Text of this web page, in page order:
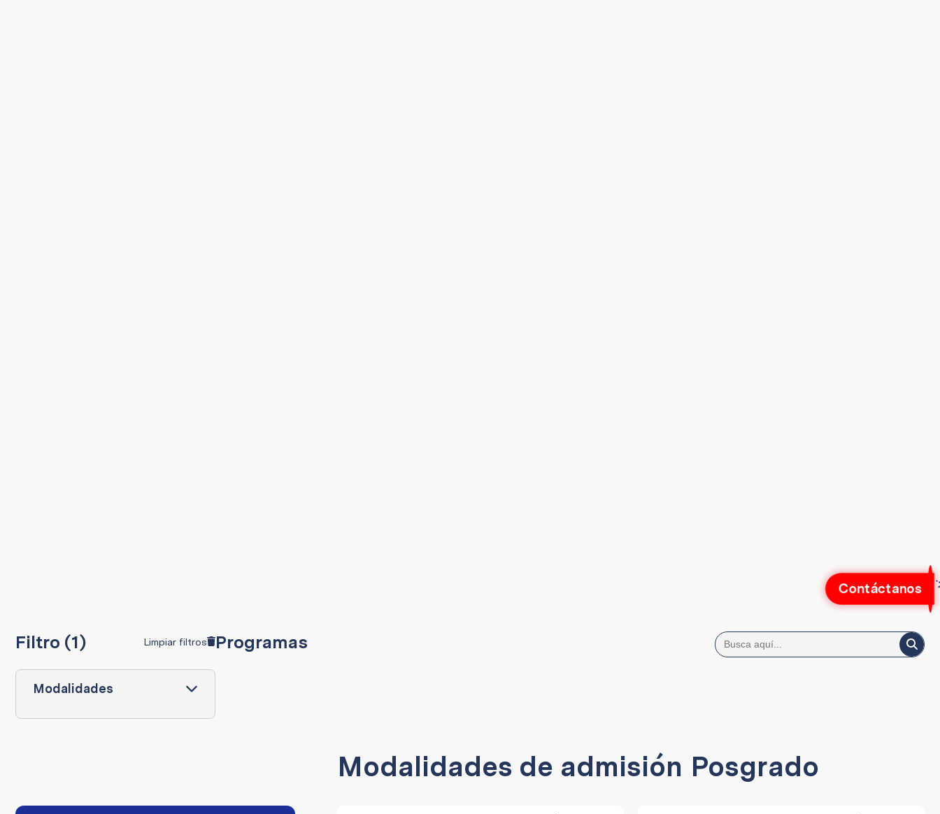
Filtro (1) Limpiar filtros
Modalidades
Programas
Modalidades de admisión Posgrado
Contáctanos